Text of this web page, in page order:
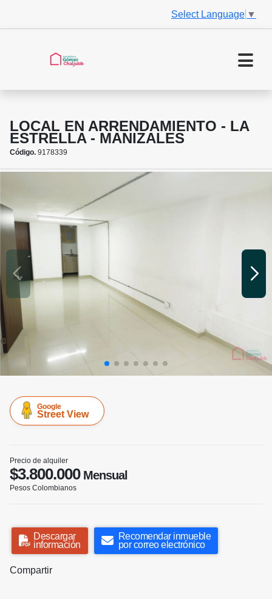
Select Language ▼
LOCAL EN ARRENDAMIENTO - LA
ESTRELLA - MANIZALES
Código. 9178339
Google
Street View
Precio de alquiler
$3.800.000Mensual
Pesos Colombianos
Descargar
información
Recomendar inmueble
por correo electrónico
Compartir